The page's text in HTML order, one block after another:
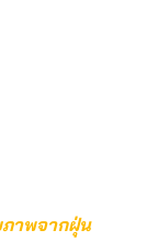
ภาพจากฝุ่น